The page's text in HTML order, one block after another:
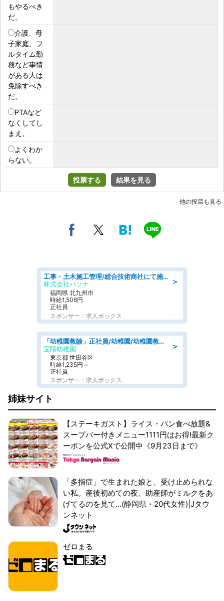
もやるべき
だ。
介護、母
子家庭、フ
ルタイム勤
務など事情
がある人は
免除すべき
だ。
PTAなど
なくしてし
まえ。
よくわか
らない。
投票する 結果を見る
他の投票も見る
＞
工事・土木施工管理/総合技術商社にて施工管理のお仕事/即日勤務可/車通勤可/工事・土木施工管理/生産・品質管理
株式会社パソナ
福岡県 北九州市
時給1,506円
正社員
スポンサー：求人ボックス
＞
「幼稚園教諭」正社員/幼稚園/幼稚園教諭2種免許,幼稚園教諭1種免許
宝陽幼稚園
東京都 世田谷区
時給1,235円～
正社員
スポンサー：求人ボックス
姉妹サイト
【ステーキガスト】ライス・パン食べ放題&
スープバー付きメニュー1111円はお得!最新ク
ーポンを公式Xで公開中《9月23日まで》
「多指症」で生まれた娘と、受け止められな
い私。産後初めての夜、助産師がミルクをあ
げてるのを見て...(静岡県・20代女性)|Jタウ
ンネット
ゼロまる